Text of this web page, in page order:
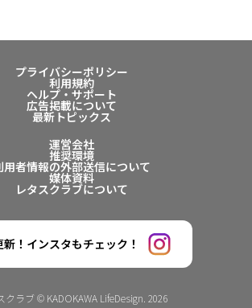
プライバシーポリシー
利用規約
ヘルプ・サポート
広告掲載について
最新トピックス
運営会社
推奨環境
用者情報の外部送信について
媒体資料
レタスクラブについて
！インスタもチェック！
クラブ © KADOKAWA LifeDesign. 2026